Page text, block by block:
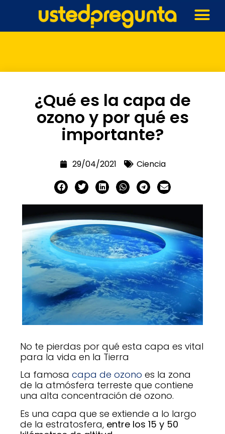
¿Qué es la capa de
ozono y por qué es
importante?
29/04/2021 Ciencia
No te pierdas por qué esta capa es vital
para la vida en la Tierra
La famosa capa de ozono es la zona
de la atmósfera terreste que contiene
una alta concentración de ozono.
Es una capa que se extiende a lo largo
de la estratosfera, entre los 15 y 50